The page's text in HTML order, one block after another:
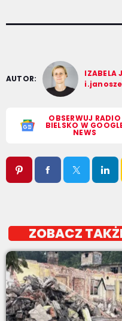
AUTOR:
IZABELA
OBSERWUJ RADIO
BIELSKO W
NEWS
ZOBACZ